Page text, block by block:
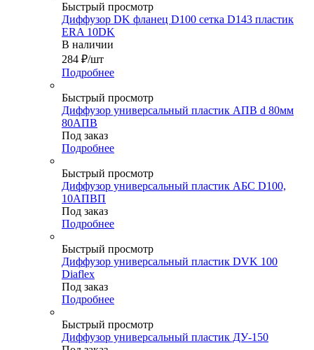
Быстрый просмотр
Диффузор DK фланец D100 сетка D143 пластик
ERA 10DK
В наличии
284 ₽/шт
Подробнее
Быстрый просмотр
Диффузор универсальный пластик АПВ d 80мм
80АПВ
Под заказ
Подробнее
Быстрый просмотр
Диффузор универсальный пластик АБС D100,
10АПВП
Под заказ
Подробнее
Быстрый просмотр
Диффузор универсальный пластик DVK 100
Diaflex
Под заказ
Подробнее
Быстрый просмотр
Диффузор универсальный пластик ДУ-150